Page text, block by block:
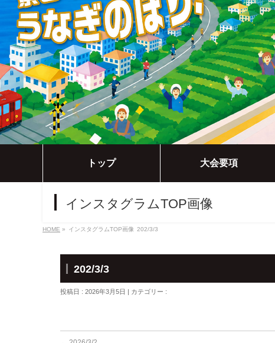
トップ 大会要項
インスタグラムTOP画像
HOME » インスタグラムTOP画像 202/3/3
202/3/3
投稿日 : 2026年3月5日 | カテゴリー :